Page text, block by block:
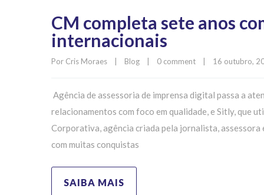
CM completa sete anos
internacionais
Por Cris Moraes Blog 0 comment 16 outubro,
Agência de assessoria de imprensa digital passa a
relacionamentos com foco em qualidade, e Sitly, que
Corporativa, agência criada pela jornalista,
com muitas conquistas
SAIBA MAIS